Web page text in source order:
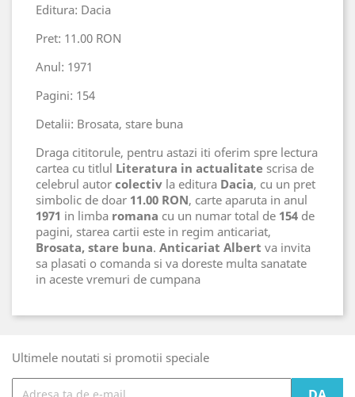
Editura: Dacia
Pret: 11.00 RON
Anul: 1971
Pagini: 154
Detalii: Brosata, stare buna
Draga cititorule, pentru astazi iti oferim spre lectura
cartea cu titlul Literatura in actualitate scrisa de
celebrul autor colectiv la editura Dacia, cu un pret
simbolic de doar 11.00 RON, carte aparuta in anul
1971 in limba romana cu un numar total de 154 de
pagini, starea cartii este in regim anticariat,
Brosata, stare buna. Anticariat Albert va invita
sa plasati o comanda si va doreste multa sanatate
in aceste vremuri de cumpana
Ultimele noutati si promotii speciale